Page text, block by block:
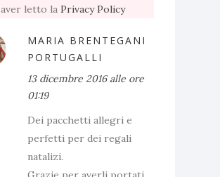
aver letto la Privacy Policy
MARIA BRENTEGANI
PORTUGALLI
13 dicembre 2016 alle ore
01:19
Dei pacchetti allegri e
perfetti per dei regali
natalizi.